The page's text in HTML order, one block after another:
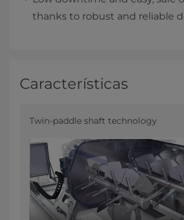
thanks to robust and reliable
Características
Twin-paddle shaft technology